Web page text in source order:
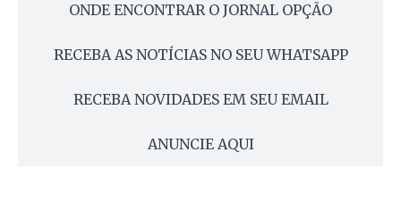
ONDE ENCONTRAR O JORNAL OPÇÃO
RECEBA AS NOTÍCIAS NO SEU WHATSAPP
RECEBA NOVIDADES EM SEU EMAIL
ANUNCIE AQUI